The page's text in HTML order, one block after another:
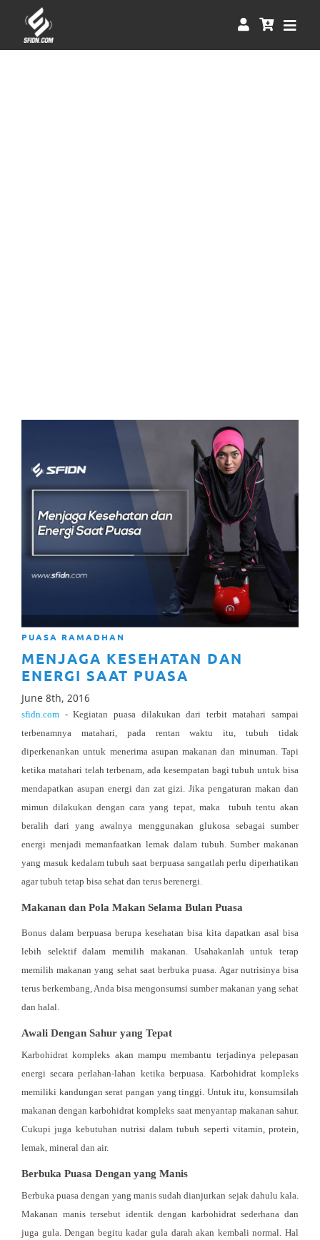
PUASA RAMADHAN
MENJAGA KESEHATAN DAN
ENERGI SAAT PUASA
June 8th, 2016
sfidn.com - Kegiatan puasa dilakukan dari terbit matahari sampai
terbenamnya matahari, pada rentan waktu itu, tubuh tidak
diperkenankan untuk menerima asupan makanan dan minuman. Tapi
ketika matahari telah terbenam, ada kesempatan bagi tubuh untuk bisa
mendapatkan asupan energi dan zat gizi. Jika pengaturan makan dan
mimun dilakukan dengan cara yang tepat, maka tubuh tentu akan
beralih dari yang awalnya menggunakan glukosa sebagai sumber
energi menjadi memanfaatkan lemak dalam tubuh. Sumber makanan
yang masuk kedalam tubuh saat berpuasa sangatlah perlu diperhatikan
agar tubuh tetap bisa sehat dan terus berenergi.
Makanan dan Pola Makan Selama Bulan Puasa
Bonus dalam berpuasa berupa kesehatan bisa kita dapatkan asal bisa
lebih selektif dalam memilih makanan. Usahakanlah untuk terap
memilih makanan yang sehat saat berbuka puasa. Agar nutrisinya bisa
terus berkembang, Anda bisa mengonsumsi sumber makanan yang sehat
dan halal.
Awali Dengan Sahur yang Tepat
Karbohidrat kompleks akan mampu membantu terjadinya pelepasan
energi secara perlahan-lahan ketika berpuasa. Karbohidrat kompleks
memiliki kandungan serat pangan yang tinggi. Untuk itu, konsumsilah
makanan dengan karbohidrat kompleks saat menyantap makanan sahur.
Cukupi juga kebutuhan nutrisi dalam tubuh seperti vitamin, protein,
lemak, mineral dan air.
Berbuka Puasa Dengan yang Manis
Berbuka puasa dengan yang manis sudah dianjurkan sejak dahulu kala.
Makanan manis tersebut identik dengan karbohidrat sederhana dan
juga gula. Dengan begitu kadar gula darah akan kembali normal. Hal